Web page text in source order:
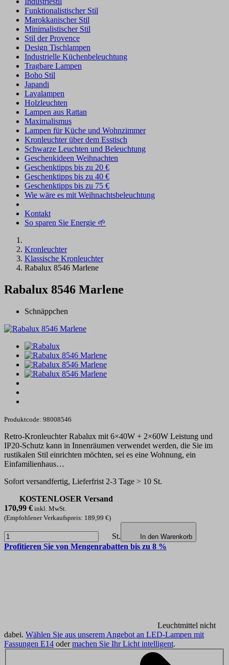
Funktionalistischer Stil
Marokkanischer Stil
Minimalistischer Stil
Stil der Provence
Design Tischlampen
Industrielle Küchenbeleuchtung
Tragbare Lampen
Boho Stil
Japandi
Lavalampen
Holzleuchten
Lampen aus Rattan
Maximalismus
Lampen für Küche und Wohnzimmer
Kronleuchter über dem Esstisch
Schwarze Leuchten und Beleuchtung
Geschenkideen Weihnachten
Geschenktipps bis zu 20 €
Geschenktipps bis zu 40 €
Geschenktipps bis zu 75 €
Wie wäre es mit Weihnachtsbeleuchtung
Kontakt
So sparen Sie Energie 🌱
Kronleuchter
Klassische Kronleuchter
Rabalux 8546 Marlene
Rabalux 8546 Marlene
Schnäppchen
Produktcode: 98008546
Retro-Kronleuchter Rabalux mit 6×40W + 2×60W Leistung und
IP20-Schutz kann in Innenräumen verwendet werden, die Sie im
rustikalen Stil einrichten möchten, sei es eine Wohnung, ein
Einfamilienhaus…
Sofort versandfertig, Lieferfrist 2-3 Tage > 10 St.
KOSTENLOSER Versand
170,99 € inkl. MwSt.
(Empfohlener Verkaufspreis: 189,99 €)
St. In den Warenkorb
Profitieren Sie von Mengenrabatten bis zu 8 %
Leuchtmittel nicht
dabei. Wählen Sie aus unserem Angebot an LED-Lampen mit
Fassungen E14 odermachen Sie Ihr Licht intelligent.